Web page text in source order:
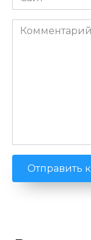
Комментарий